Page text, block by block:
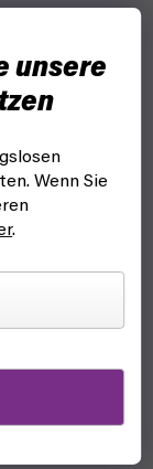
unsere
Wenn Sie
.